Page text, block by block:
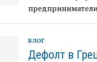
БЛОГ
Дефолт в